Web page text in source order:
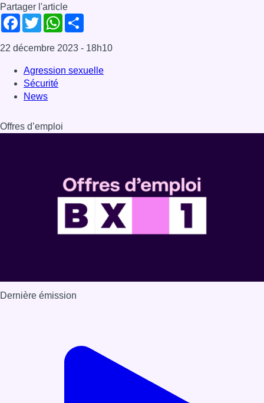
Partager l'article
Facebook
TwitterWhatsApp
22 décembre 2023 - 18h10
Agression sexuelle
Sécurité
News
Offres d’emploi
Dernière émission